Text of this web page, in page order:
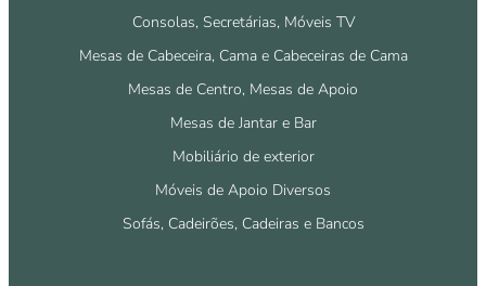
Consolas, Secretárias, Móveis TV
Mesas de Cabeceira, Cama e Cabeceiras de Cama
Mesas de Centro, Mesas de Apoio
Mesas de Jantar e Bar
Mobiliário de exterior
Móveis de Apoio Diversos
Sofás, Cadeirões, Cadeiras e Bancos